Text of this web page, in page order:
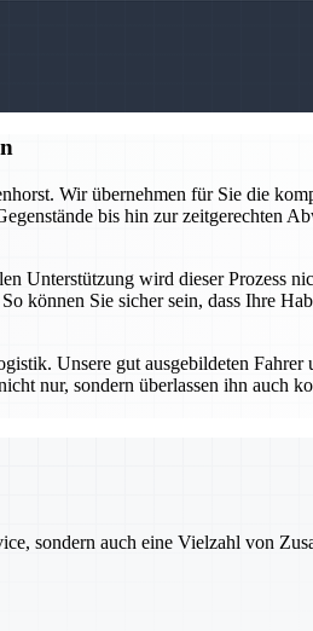
Wir übernehmen für Sie die
bis hin zur zeitgerechten
Unterstützung wird dieser Prozess
können Sie sicher sein, dass Ihre
Unsere gut ausgebildeten
nur, sondern überlassen ihn auch
sondern auch eine Vielzahl von